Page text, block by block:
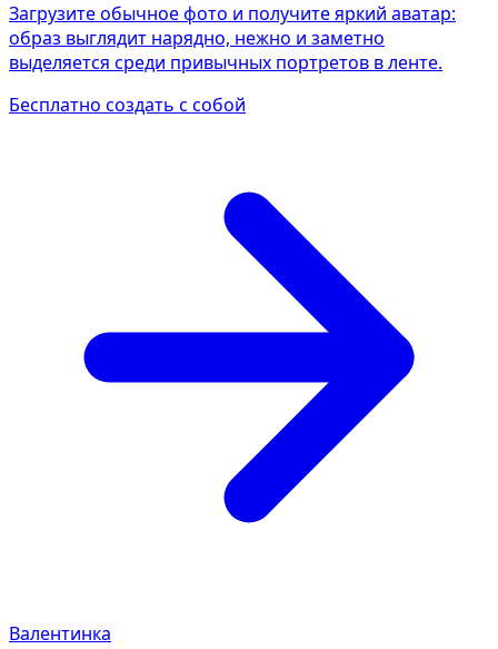
Загрузите обычное фото и получите яркий аватар:
образ выглядит нарядно, нежно и заметно
выделяется среди привычных портретов в ленте.
Бесплатно создать с собой
Валентинка